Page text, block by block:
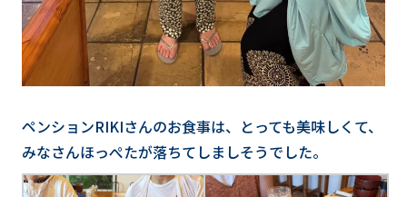
ペンションRIKIさんのお食事は、とっても美味しくて、
みなさんほっぺたが落ちてしましそうでした。